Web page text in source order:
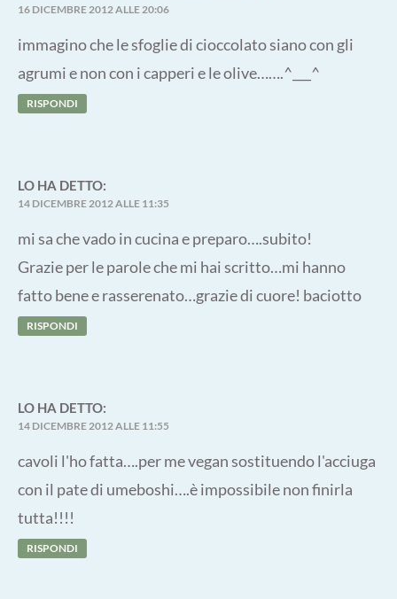
16 DICEMBRE 2012 ALLE 20:06
immagino che le sfoglie di cioccolato siano con gli
agrumi e non con i capperi e le olive…….^___^
RISPONDI
LO HA DETTO:
14 DICEMBRE 2012 ALLE 11:35
mi sa che vado in cucina e preparo….subito!
Grazie per le parole che mi hai scritto…mi hanno
fatto bene e rasserenato…grazie di cuore! baciotto
RISPONDI
LO HA DETTO:
14 DICEMBRE 2012 ALLE 11:55
cavoli l'ho fatta….per me vegan sostituendo l'acciuga
con il pate di umeboshi….è impossibile non finirla
tutta!!!!
RISPONDI